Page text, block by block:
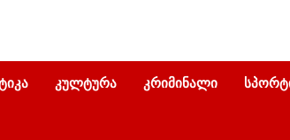
ᲙᲣᲚᲢᲣᲠᲐ ᲙᲠᲘᲛᲘᲜᲐᲚᲘ